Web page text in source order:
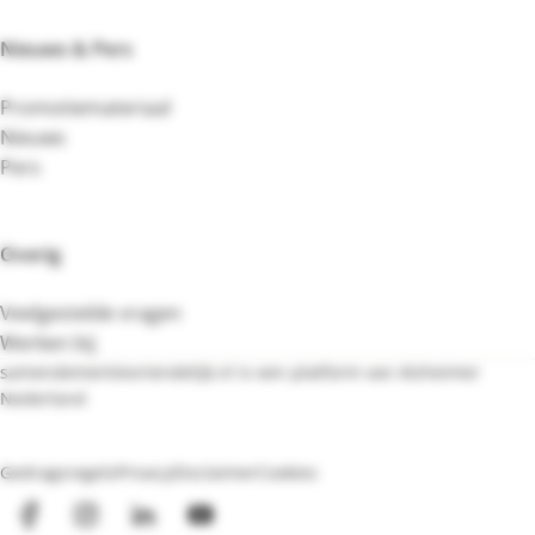
Nieuws & Pers
Promotiemateriaal
Nieuws
Pers
Overig
Veelgestelde vragen
Werken bij
GedragsregelsPrivacyDisclaimer Cookies
FacebookInstagramLinkedInYouTube
samendementievriendelijk.nl is een platform van Alzheimer
Nederland